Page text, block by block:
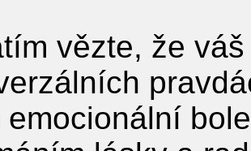
vězte, že
emocionální